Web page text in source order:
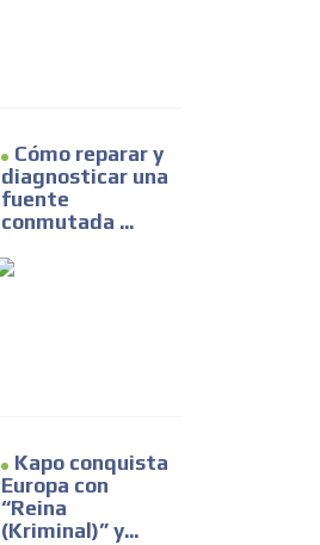
Cómo reparar y
diagnosticar una
fuente
conmutada ...
Kapo conquista
Europa con
“Reina
(Kriminal)” y...